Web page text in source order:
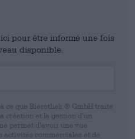
pour être informé une fois
disponible.
ce que Bierothek ® GmbH traite
création et la gestion d’un
permet d’avoir une vue
activités commerciales et de